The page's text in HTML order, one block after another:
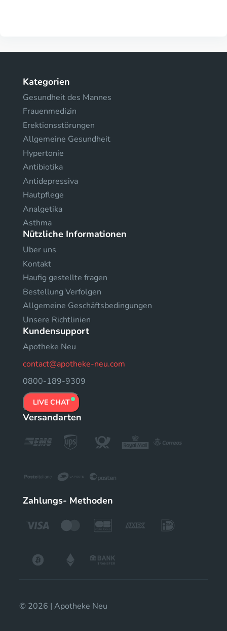
Kategorien
Gesundheit des Mannes
Frauenmedizin
Erektionsstörungen
Allgemeine Gesundheit
Hypertonie
Antibiotika
Antidepressiva
Hautpflege
Analgetika
Asthma
Nützliche Informationen
Uber uns
Kontakt
Haufig gestellte fragen
Bestellung Verfolgen
Allgemeine Geschäftsbedingungen
Unsere Richtlinien
Kundensupport
Apotheke Neu
contact@apotheke-neu.com
0800-189-9309
LIVE CHAT
Versandarten
Zahlungs- Methoden
© 2026 | Apotheke Neu